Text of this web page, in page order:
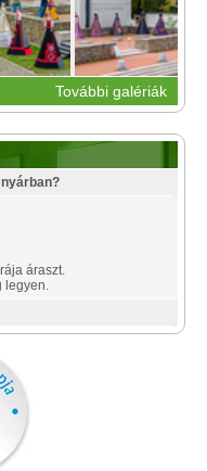
További galériák
áraszt.
legyen.